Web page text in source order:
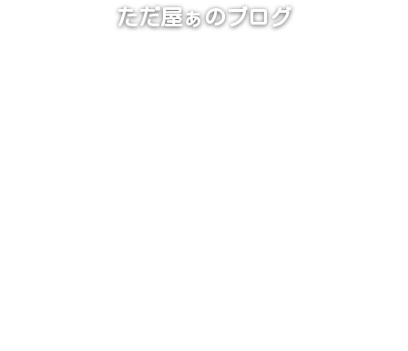
ただ屋ぁのブログ